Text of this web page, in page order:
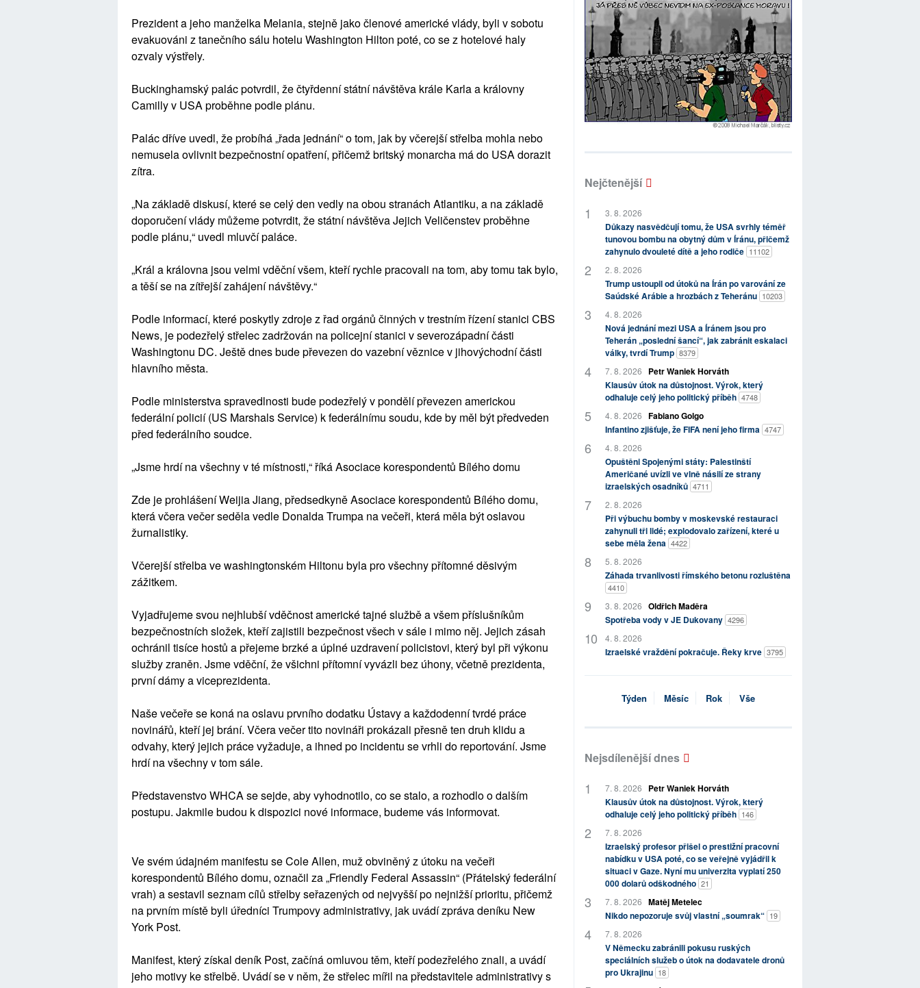
Prezident a jeho manželka Melania, stejně jako členové americké vlády, byli v sobotu
evakuováni z tanečního sálu hotelu Washington Hilton poté, co se z hotelové haly
ozvaly výstřely.
Buckinghamský palác potvrdil, že čtyřdenní státní návštěva krále Karla a královny
Camilly v USA proběhne podle plánu.
Palác dříve uvedl, že probíhá „řada jednání“ o tom, jak by včerejší střelba mohla nebo
nemusela ovlivnit bezpečnostní opatření, přičemž britský monarcha má do USA dorazit
zítra.
„Na základě diskusí, které se celý den vedly na obou stranách Atlantiku, a na základě
doporučení vlády můžeme potvrdit, že státní návštěva Jejich Veličenstev proběhne
podle plánu,“ uvedl mluvčí paláce.
„Král a královna jsou velmi vděční všem, kteří rychle pracovali na tom, aby tomu tak bylo,
a těší se na zítřejší zahájení návštěvy.“
Podle informací, které poskytly zdroje z řad orgánů činných v trestním řízení stanici CBS
News, je podezřelý střelec zadržován na policejní stanici v severozápadní části
Washingtonu DC. Ještě dnes bude převezen do vazební věznice v jihovýchodní části
hlavního města.
Podle ministerstva spravedlnosti bude podezřelý v pondělí převezen americkou
federální policií (US Marshals Service) k federálnímu soudu, kde by měl být předveden
před federálního soudce.
„Jsme hrdí na všechny v té místnosti,“ říká Asociace korespondentů Bílého domu
Zde je prohlášení Weijia Jiang, předsedkyně Asociace korespondentů Bílého domu,
která včera večer seděla vedle Donalda Trumpa na večeři, která měla být oslavou
žurnalistiky.
Včerejší střelba ve washingtonském Hiltonu byla pro všechny přítomné děsivým
zážitkem.
Vyjadřujeme svou nejhlubší vděčnost americké tajné službě a všem příslušníkům
bezpečnostních složek, kteří zajistili bezpečnost všech v sále i mimo něj. Jejich zásah
ochránil tisíce hostů a přejeme brzké a úplné uzdravení policistovi, který byl při výkonu
služby zraněn. Jsme vděční, že všichni přítomní vyvázli bez úhony, včetně prezidenta,
první dámy a viceprezidenta.
Naše večeře se koná na oslavu prvního dodatku Ústavy a každodenní tvrdé práce
novinářů, kteří jej brání. Včera večer tito novináři prokázali přesně ten druh klidu a
odvahy, který jejich práce vyžaduje, a ihned po incidentu se vrhli do reportování. Jsme
hrdí na všechny v tom sále.
Představenstvo WHCA se sejde, aby vyhodnotilo, co se stalo, a rozhodlo o dalším
postupu. Jakmile budou k dispozici nové informace, budeme vás informovat.
Ve svém údajném manifestu se Cole Allen, muž obviněný z útoku na večeři
korespondentů Bílého domu, označil za „Friendly Federal Assassin“ (Přátelský federální
vrah) a sestavil seznam cílů střelby seřazených od nejvyšší po nejnižší prioritu, přičemž
na prvním místě byli úředníci Trumpovy administrativy, jak uvádí zpráva deníku New
York Post.
Manifest, který získal deník Post, začíná omluvou těm, kteří podezřelého znali, a uvádí
jeho motivy ke střelbě. Uvádí se v něm, že střelec mířil na představitele administrativy s
Nejčtenější
3. 8. 2026
Důkazy nasvědčují tomu, že USA svrhly téměř
tunovou bombu na obytný dům v Íránu, přičemž
zahynulo dvouleté dítě a jeho rodiče 11102
2. 8. 2026
Trump ustoupil od útoků na Írán po varování ze
Saúdské Arábie a hrozbách z Teheránu 10203
4. 8. 2026
Nová jednání mezi USA a Íránem jsou pro
Teherán „poslední šancí“, jak zabránit eskalaci
války, tvrdí Trump 8379
7. 8. 2026
Petr Waniek Horváth
Klausův útok na důstojnost. Výrok, který
odhaluje celý jeho politický příběh 4748
4. 8. 2026 Fabiano Golgo
Infantino zjišťuje, že FIFA není jeho firma 4747
4. 8. 2026
Opuštěni Spojenými státy: Palestinští
Američané uvízli ve vlně násilí ze strany
izraelských osadníků 4711
2. 8. 2026
Při výbuchu bomby v moskevské restauraci
zahynuli tři lidé; explodovalo zařízení, které u
sebe měla žena 4422
5. 8. 2026
Záhada trvanlivosti římského betonu rozluštěna
4410
3. 8. 2026 Oldřich Maděra
Spotřeba vody v JE Dukovany 4296
4. 8. 2026
Izraelské vraždění pokračuje. Řeky krve 3795
Týden Měsíc Rok Vše
Nejsdílenější dnes
7. 8. 2026
Petr Waniek Horváth
Klausův útok na důstojnost. Výrok, který
odhaluje celý jeho politický příběh 146
7. 8. 2026
Izraelský profesor přišel o prestižní pracovní
nabídku v USA poté, co se veřejně vyjádřil k
situaci v Gaze. Nyní mu univerzita vyplatí 250
000 dolarů odškodného 21
7. 8. 2026 Matěj Metelec
Nikdo nepozoruje svůj vlastní „soumrak“ 19
7. 8. 2026
V Německu zabránili pokusu ruských
speciálních služeb o útok na dodavatele dronů
pro Ukrajinu 18